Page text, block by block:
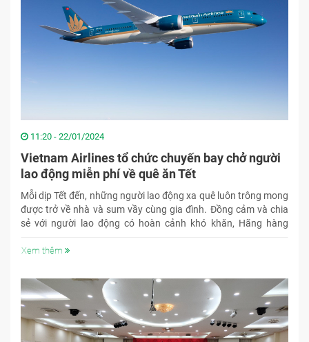
11:20 - 22/01/2024
Vietnam Airlines tổ chức chuyến bay chở người
lao động miễn phí về quê ăn Tết
Mỗi dịp Tết đến, những người lao động xa quê luôn trông mong
được trở về nhà và sum vầy cùng gia đình. Đồng cảm và chia
sẻ với người lao động có hoàn cảnh khó khăn, Hãng hàng
miễn phí để họ trở về đoàn viên bên gia đình trong dịp Tết Giáp
Xem thêm